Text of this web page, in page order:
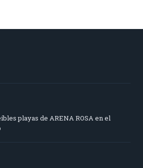
playas de ARENA ROSA en el